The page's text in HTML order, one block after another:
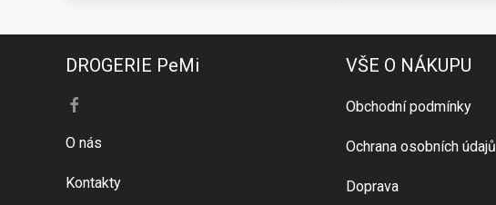
DROGERIE PeMi
O nás
Kontakty
VŠE O NÁKUPU
Obchodní podmínky
Ochrana osobních údajů
Doprava